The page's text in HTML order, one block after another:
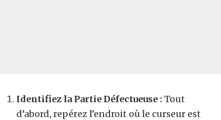
Identifiez la Partie Défectueuse : Tout
d’abord, repérez l’endroit où le curseur est